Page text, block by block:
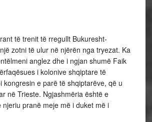
të trenit të rregullt Bukuresht-
zotni të ulur në njërën nga tryezat. Ka
anglez dhe i ngjan shumë Faik
i kolonive shqiptare të
kongresin e parë të shqiptarëve, që u
në Trieste. Ngjashmëria është e
njeriu pranë meje më i duket më i